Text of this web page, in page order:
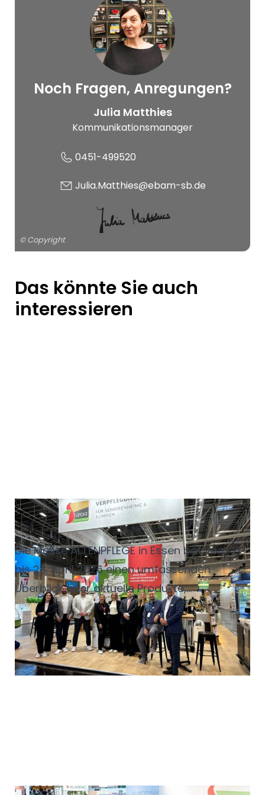
© Copyright
Noch Fragen, Anregungen?
Julia Matthies
Kommunikationsmanager
0451-499520
Julia.Matthies@ebam-sb.de
© Copyright
Das könnte Sie auch
interessieren
Starker Auftritt in Essen:
ALTENPFLEGE 2026
Die Messe ALTENPFLEGE in Essen bot vom 21.
bis 23. April 2026 einen umfassenden
Überblick über aktuelle Produkte,
Dienstleistungen und Entwicklungen in der
Pflegebranche. Über 500 Aussteller
präsentierten in den Hallen 5 bis 8 Lösungen
aus Bereichen wie Pflege und Therapie,